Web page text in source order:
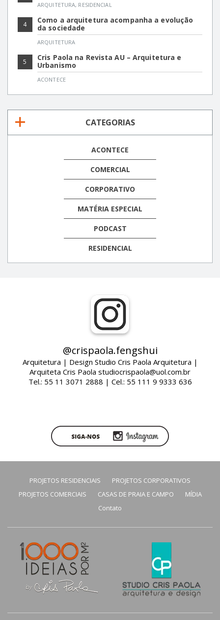
ARQUITETURA, RESIDENCIAL
4
Como a arquitetura acompanha a evolução
da sociedade
ARQUITETURA
5
Cris Paola na Revista AU – Arquitetura e
Urbanismo
ACONTECE
CATEGORIAS
ACONTECE
COMERCIAL
CORPORATIVO
MATÉRIA ESPECIAL
PODCAST
RESIDENCIAL
@crispaola.fengshui
Arquitetura | Design Studio Cris Paola Arquitetura |
Arquiteta Cris Paola studiocrispaola@uol.com.br
Tel.: 55 11 3071 2888 | Cel.: 55 111 9 9333 636
PROJETOS RESIDENCIAIS
PROJETOS CORPORATIVOS
PROJETOS COMERCIAIS
CASAS DE PRAIA E CAMPO
MÍDIA
Contato